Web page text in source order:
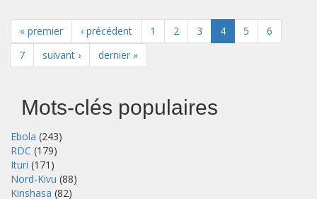
« premier ‹ précédent 1 2 3 4 5
6
7
suivant › dernier »
Mots-clés populaires
Ebola (243)
RDC (179)
Ituri (171)
Nord-Kivu (88)
Kinshasa (82)